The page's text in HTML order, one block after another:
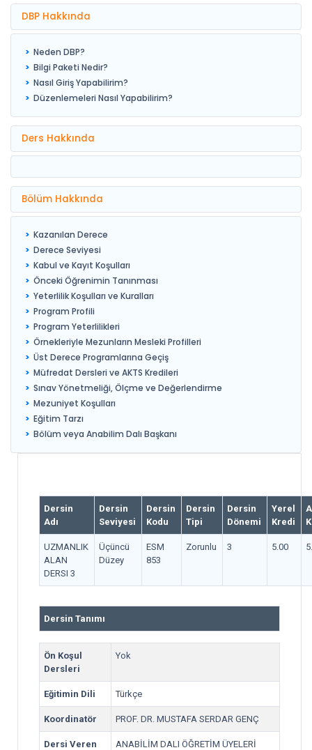
DBP Hakkında
Neden DBP?
Bilgi Paketi Nedir?
Nasıl Giriş Yapabilirim?
Düzenlemeleri Nasıl Yapabilirim?
Ders Hakkında
Bölüm Hakkında
Kazanılan Derece
Derece Seviyesi
Kabul ve Kayıt Koşulları
Önceki Öğrenimin Tanınması
Yeterlilik Koşulları ve Kuralları
Program Profili
Program Yeterlilikleri
Örnekleriyle Mezunların Mesleki Profilleri
Üst Derece Programlarına Geçiş
Müfredat Dersleri ve AKTS Kredileri
Sınav Yönetmeliği, Ölçme ve Değerlendirme
Mezuniyet Koşulları
Eğitim Tarzı
Bölüm veya Anabilim Dalı Başkanı
Dersin
Adı
Dersin
Seviyesi
Dersin
Kodu
Dersin
Tipi
Dersin
Dönemi
Yerel
Kredi
UZMANLIK
ALAN
DERSI 3
Üçüncü
Düzey
ESM
853
Zorunlu 3 5.00
Dersin Tanımı
Ön Koşul
Dersleri
Yok
Eğitimin Dili Türkçe
Koordinatör PROF. DR. MUSTAFA SERDAR GENÇ
Dersi Veren
ANABİLİM DALI ÖĞRETİM ÜYELERİ